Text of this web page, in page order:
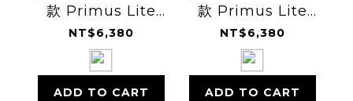
款 Primus Lite
Knit Natural 訓練
鞋
NT$6,380
ADD TO CART
款 Primus Lite
Knit Natural 訓練
鞋
NT$6,380
ADD TO CART